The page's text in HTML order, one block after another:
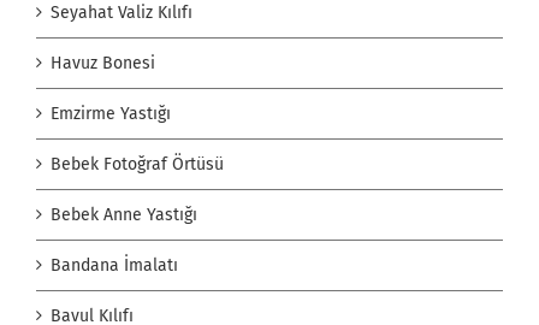
Seyahat Valiz Kılıfı
Havuz Bonesi
Emzirme Yastığı
Bebek Fotoğraf Örtüsü
Bebek Anne Yastığı
Bandana İmalatı
Bavul Kılıfı